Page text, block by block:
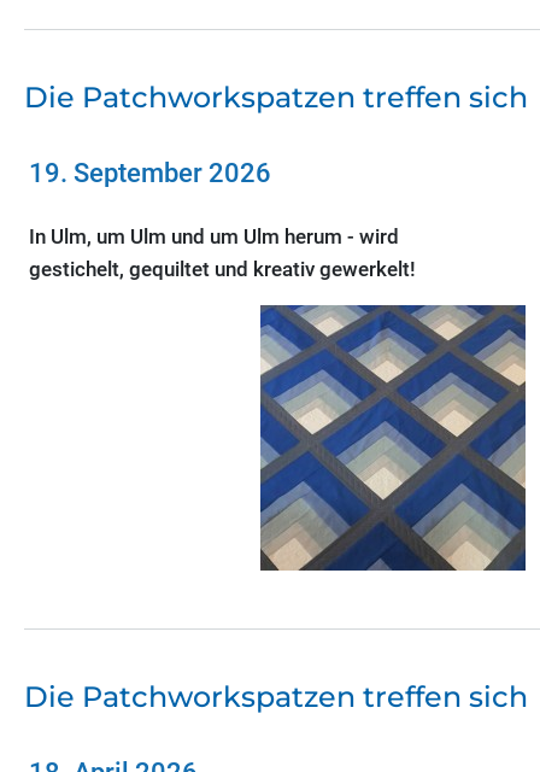
Die Patchworkspatzen treffen sich
19. September 2026
In Ulm, um Ulm und um Ulm herum - wird
gestichelt, gequiltet und kreativ gewerkelt!
Die Patchworkspatzen treffen sich